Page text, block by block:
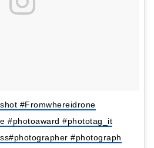
#Fromwhereidrone
#photoaward #phototag_it
#photograph